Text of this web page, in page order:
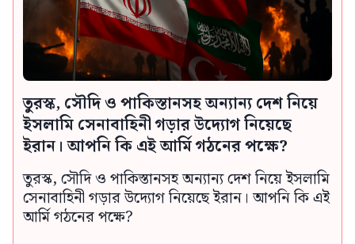
তুরস্ক, সৌদি ও পাকিস্তানসহ অন্যান্য দেশ নিয়ে
ইসলামি সেনাবাহিনী গড়ার উদ্যোগ নিয়েছে
ইরান। আপনি কি এই আর্মি গঠনের পক্ষে?
তুরস্ক, সৌদি ও পাকিস্তানসহ অন্যান্য দেশ নিয়ে ইসলামি
সেনাবাহিনী গড়ার উদ্যোগ নিয়েছে ইরান। আপনি কি এই
আর্মি গঠনের পক্ষে?